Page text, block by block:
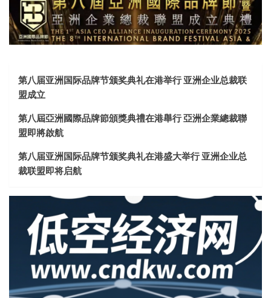
第八届亚洲国际品牌节颁奖典礼在港举行 亚洲企业总裁联
盟成立
第八屆亞洲國際品牌節頒獎典禮在港舉行 亞洲企業總裁聯
盟即將啟航
第八届亚洲国际品牌节颁奖典礼在港盛大举行 亚洲企业总
裁联盟即将启航